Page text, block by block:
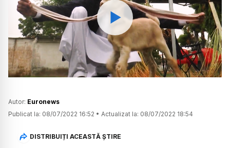
Watch
Autor: Euronews
Publicat la: 08/07/2022 16:52 • Actualizat la: 08/07/2022 18:54
DISTRIBUIȚI ACEASTĂ ȘTIRE